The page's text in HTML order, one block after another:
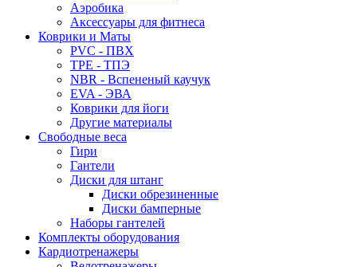
Аэробика
Аксессуары для фитнеса
Коврики и Маты
PVC - ПВХ
TPE - ТПЭ
NBR - Вспененый каучук
EVA - ЭВА
Коврики для йоги
Другие материалы
Свободные веса
Гири
Гантели
Диски для штанг
Диски обрезиненные
Диски бамперные
Наборы гантелей
Комплекты оборудования
Кардиотренажеры